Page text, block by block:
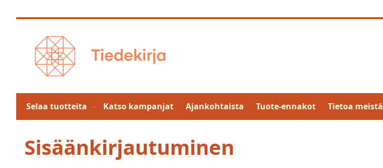
to
Selaa tuotteita Katso kampanjat Ajankohtaista Tuote-ennakot Tietoa meistä
Sisäänkirjautuminen